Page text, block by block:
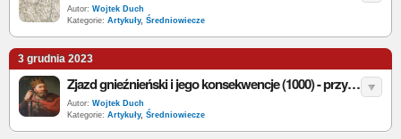
Autor: Wojtek Duch
Kategorie: Artykuły, Średniowiecze
3 grudnia 2023
Zjazd gnieźnieński i jego konsekwencje (1000) - przyczyny, przebieg i skutki
Autor: Wojtek Duch
Kategorie: Artykuły, Średniowiecze